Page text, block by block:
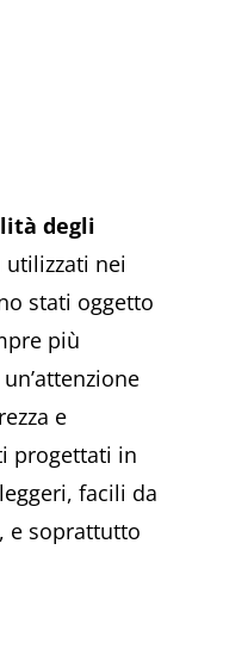
degli
nei
stati oggetto
più
e
progettati in
facili da
e soprattutto